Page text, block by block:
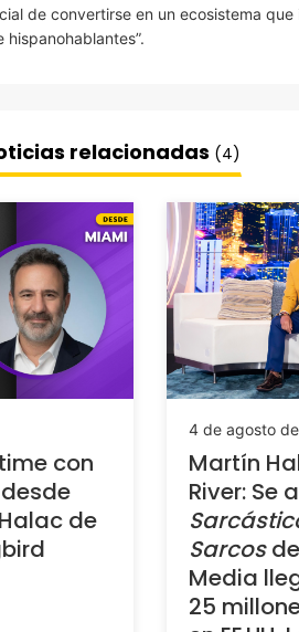
de convertirse en un ecosistema
hispanohablantes”.
relacionadas (4)
con
de
4 de agosto
Martín
River: Se
Sarcos
Media
25